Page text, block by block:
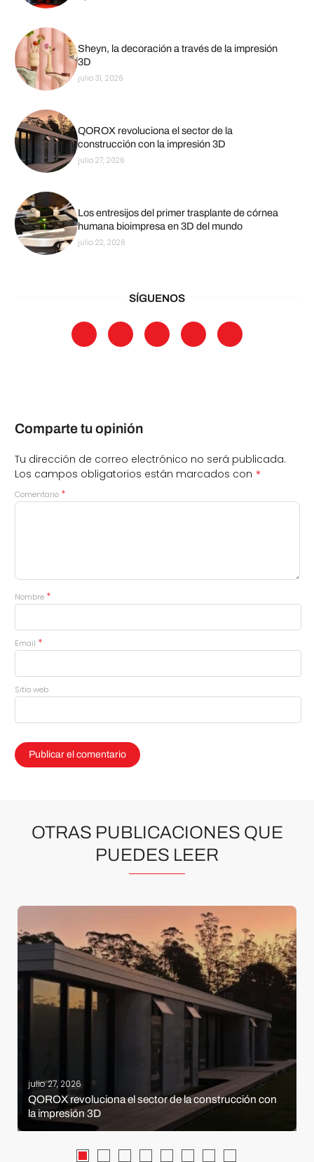
Sheyn, la decoración a través de la impresión
3D
julio 31, 2026
QOROX revoluciona el sector de la
construcción con la impresión 3D
julio 27, 2026
Los entresijos del primer trasplante de córnea
humana bioimpresa en 3D del mundo
julio 22, 2026
SÍGUENOS
Comparte tu opinión
Tu dirección de correo electrónico no será publicada.
Los campos obligatorios están marcados con *
Comentario *
Nombre *
Email *
Sitio web
OTRAS PUBLICACIONES QUE
PUEDES LEER
julio 27, 2026
QOROX revoluciona el sector de la construcción con
la impresión 3D